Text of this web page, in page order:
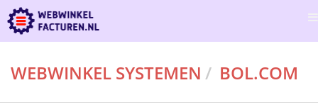
WEBWINKEL SYSTEMEN BOL.COM